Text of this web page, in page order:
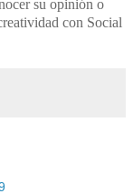
su opinión o
con Social